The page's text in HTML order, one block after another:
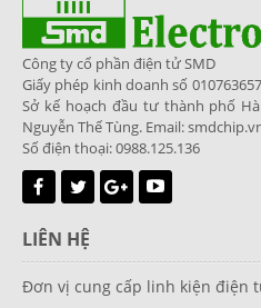
Công ty cổ phần điện tử SMD
Giấy phép kinh doanh số
Sở kế hoạch đầu tư thành phố
Nguyễn Thế Tùng. Email:
Số điện thoại: 0988.125.136
LIÊN HỆ
Đơn vị cung cấp linh kiện điện